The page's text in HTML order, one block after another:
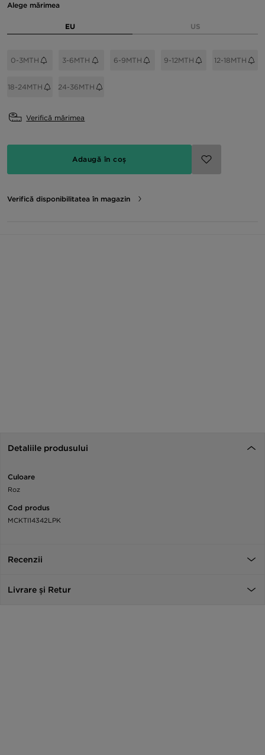
Alege mărimea
EU US
0-3MTH 3-6MTH 6-9MTH 9-12MTH 12-18MTH
18-24MTH 24-36MTH
Verifică mărimea
Adaugă în coș
Verifică disponibilitatea în magazin
Detaliile produsului
Culoare
Roz
Cod produs
MCKTI14342LPK
Recenzii
Livrare și Retur